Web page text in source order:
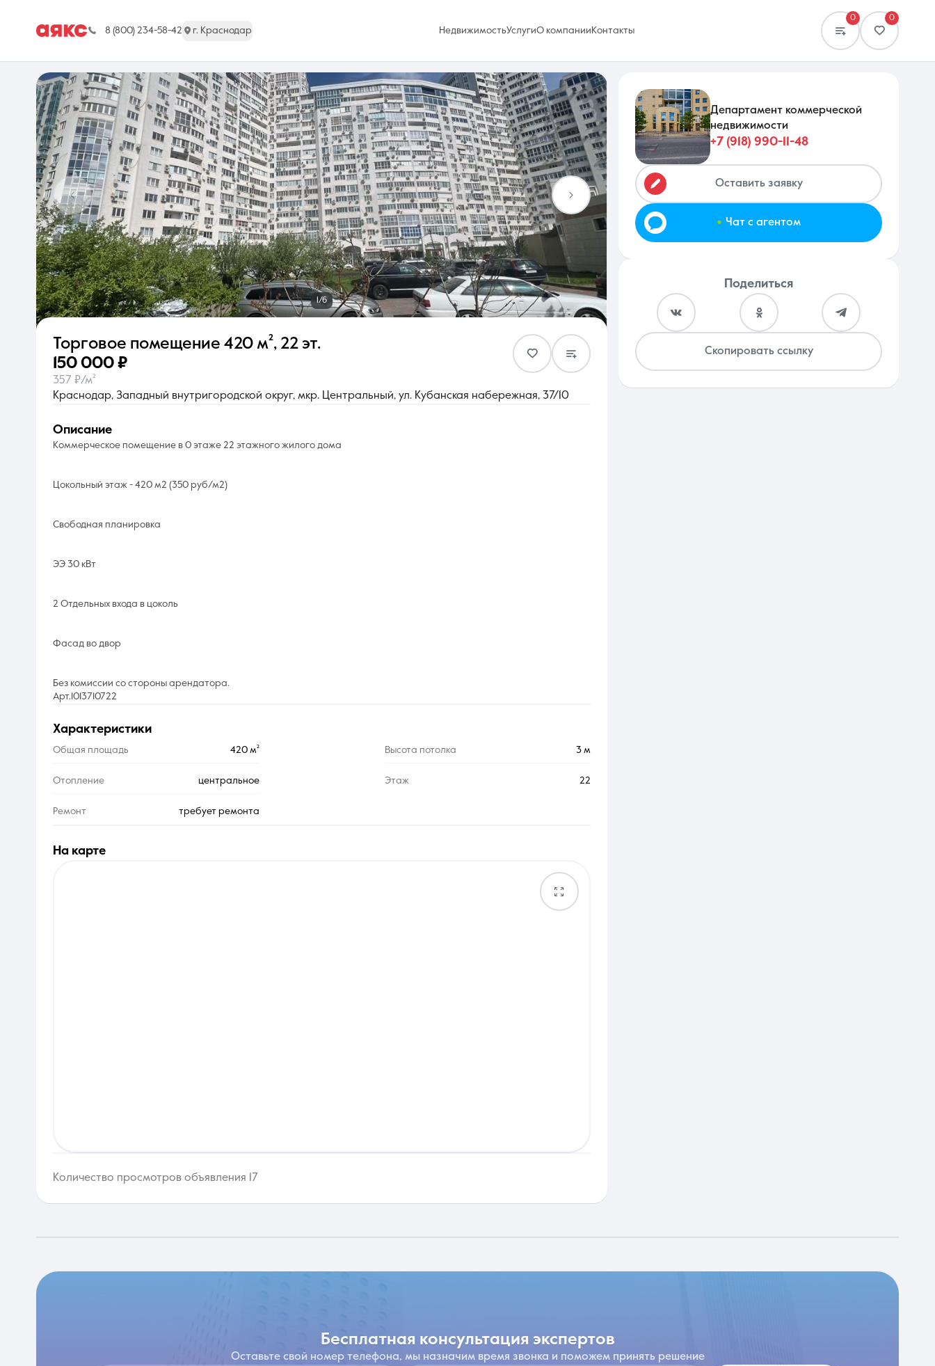
8 (800) 234-58-42 г. Краснодар НедвижимостьУслугиО компании Контакты
0 0
г. Краснодар Избранное
0 объявлений
Сравнение
Недвижимость Услуги
О компании Контакты
1/6
Торговое помещение 420 м², 22 эт.
150 000 ₽
357 ₽/м²
Краснодар, Западный внутригородской округ, мкр. Центральный, ул. Кубанская набережная, 37/10
характеристики
Общая площадь 420 м² Высота потолка 3 м
Отопление центральное Этаж 22
Ремонт требует ремонта
описание
Коммерческое помещение в 0 этаже 22 этажного жилого дома
Цокольный этаж - 420 м2 (350 руб/м2)
Свободная планировка
ЭЭ 30 кВт
2 Отдельных входа в цоколь
Фасад во двор
Без комиссии со стороны арендатора.
Арт.1013710722
на карте
Количество просмотров объявления 17
Департамент коммерческой
недвижимости
+7 (918) 990-11-48
Оставить заявку
. Чат с агентом
Поделиться
Скопировать ссылку
бесплатная консультация экспертов
Оставьте свой номер телефона, мы назначим время звонка и поможем принять решение